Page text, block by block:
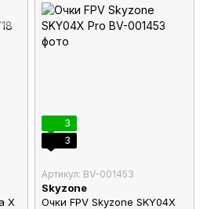
X
3
3
Артикул: BV-001453
Skyzone
Очки FPV Skyzone SKY04X